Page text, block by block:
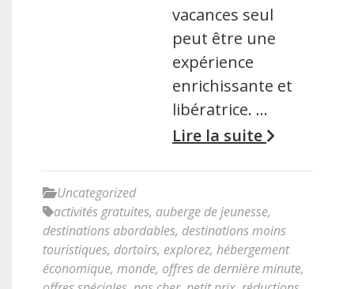
vacances seul
peut être une
expérience
enrichissante et
libératrice. …
Lire la suite
Uncategorized
activités gratuites, auberge de jeunesse,
destinations abordables, destinations moins
touristiques, dortoirs, explorez, hébergement
économique, monde, offres de dernière minute,